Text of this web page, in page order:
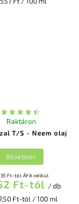
T/S - Neem olaj
Raktáron
Ft-tól ÁFA nélkül
Ft-tól / db
Ft-tól / 100 ml
Bővebben